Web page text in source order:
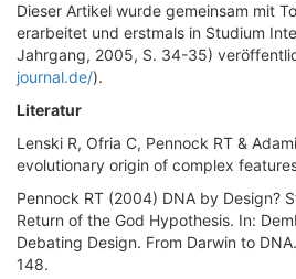
Dieser Artikel wurde gemeinsam mit
erarbeitet und erstmals in Studium
Jahrgang, 2005, S. 34-35)
journal.de/).
Literatur
Lenski R, Ofria C, Pennock RT &
evolutionary origin of complex
Pennock RT (2004) DNA by Design?
Return of the God Hypothesis. In:
Debating Design. From Darwin to
148.